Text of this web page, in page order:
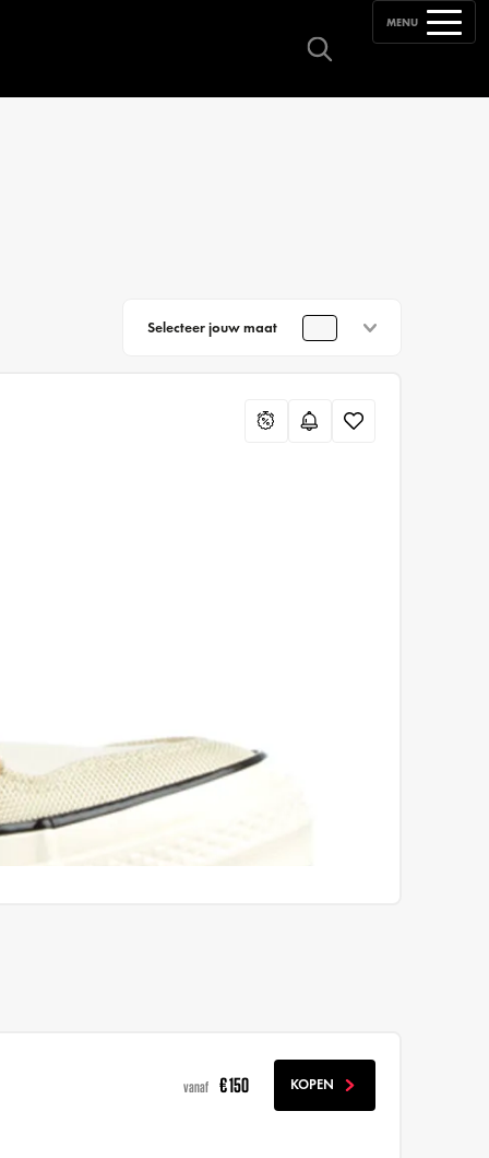
MENU
Selecteer jouw maat
vanaf € 150 KOPEN